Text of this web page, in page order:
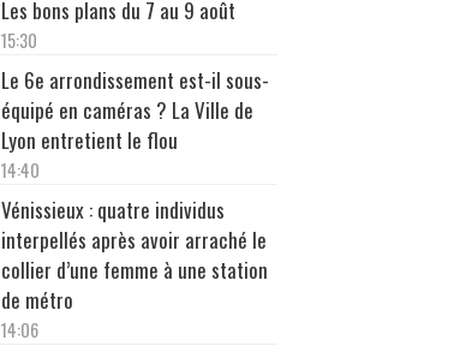
Les bons plans du 7 au 9 août
15:30
Le 6e arrondissement est-il sous-
équipé en caméras ? La Ville de
Lyon entretient le flou
14:40
Vénissieux : quatre individus
interpellés après avoir arraché le
collier d’une femme à une station
de métro
14:06